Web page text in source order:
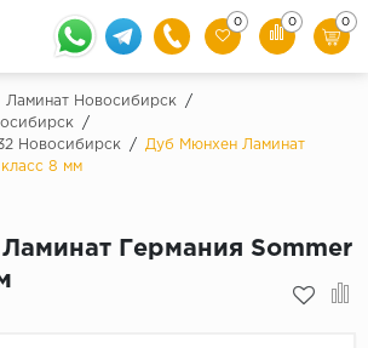
Бренды
Quick Step
плитка
0 0 0
Ламинат Новосибирск
/
/
Новосибирск
/
Дуб Мюнхен Ламинат
класс 8 мм
Германия Sommer